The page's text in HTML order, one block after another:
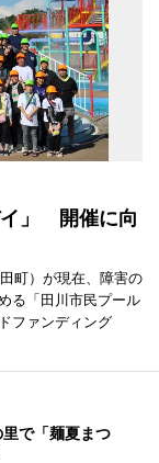
イ」 開催に向
町）が現在、障害の
る「田川市民プール
ファンディング
で「麺夏まつ